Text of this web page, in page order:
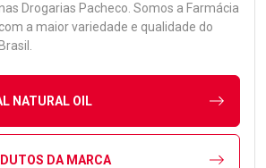
Drogarias Pacheco. Somos a Farmácia
com a maior variedade e qualidade do
Brasil.
NATURAL OIL
DA MARCA